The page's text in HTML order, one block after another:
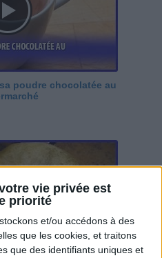
vie privée est
priorité
stockons et/ou accédons à des
que les cookies, et traitons
que des identifiants uniques et
poudre chocolatée au